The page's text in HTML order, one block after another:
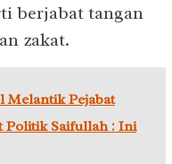
berjabat tangan
zakat.
Melantik Pejabat
Politik Saifullah : Ini